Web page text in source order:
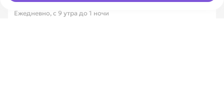
Ежедневно, с 9 утра до 1 ночи